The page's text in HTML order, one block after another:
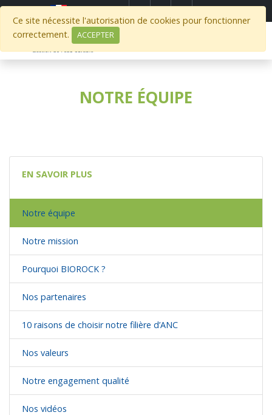
NOTRE ÉQUIPE
EN SAVOIR PLUS
Notre équipe
Notre mission
Pourquoi BIOROCK ?
Nos partenaires
10 raisons de choisir notre filière d’ANC
Nos valeurs
Notre engagement qualité
Nos vidéos
Ce site nécessite l'autorisation de cookies pour fonctionner
correctement.
ACCEPTER